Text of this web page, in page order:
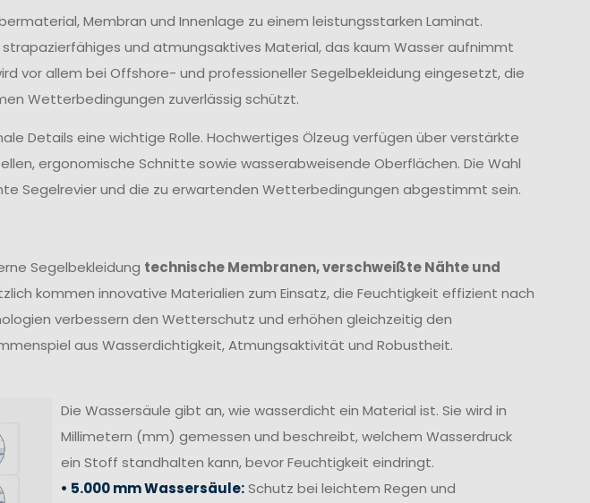
Membran und Innenlage zu einem leistungsstarken Laminat.
und atmungsaktives Material, das kaum Wasser aufnimmt
vor allem bei Offshore- und professioneller Segelbekleidung eingesetzt, die
Wetterbedingungen zuverlässig schützt.
Details eine wichtige Rolle. Hochwertiges Ölzeug verfügen über verstärkte
ergonomische Schnitte sowie wasserabweisende Oberflächen. Die Wahl
Segelrevier und die zu erwartenden Wetterbedingungen abgestimmt sein.
Segelbekleidung technische Membranen, verschweißte Nähte und
kommen innovative Materialien zum Einsatz, die Feuchtigkeit effizient nach
verbessern den Wetterschutz und erhöhen gleichzeitig den
aus Wasserdichtigkeit, Atmungsaktivität und Robustheit.
Die Wassersäule gibt an, wie wasserdicht ein Material ist. Sie wird in
Millimetern (mm) gemessen und beschreibt, welchem Wasserdruck
ein Stoff standhalten kann, bevor Feuchtigkeit eindringt.
• 5.000 mm Wassersäule:Schutz bei leichtem Regen und